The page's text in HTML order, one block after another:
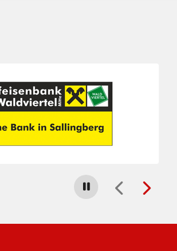
Carousel stoppen